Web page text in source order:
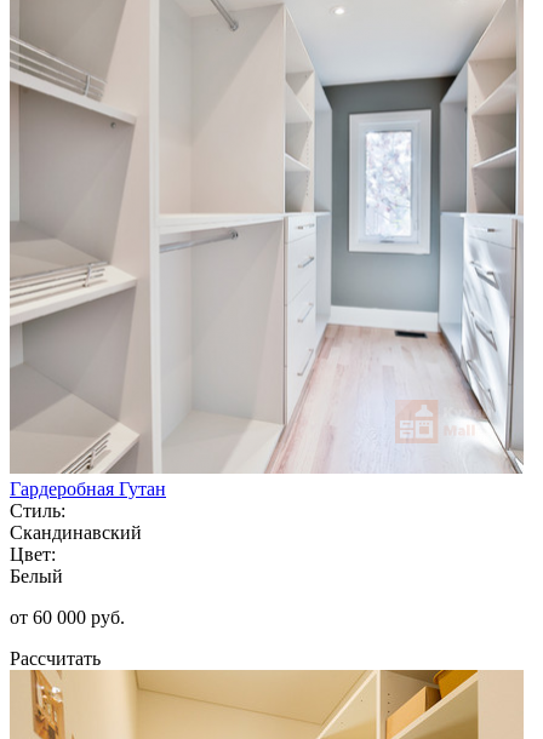
Гардеробная Гутан
Стиль:
Скандинавский
Цвет:
Белый
от 60 000 руб.
Рассчитать